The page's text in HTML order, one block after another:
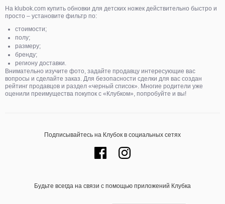
На klubok.com купить обновки для детских ножек действительно быстро и
просто – установите фильтр по:
стоимости;
полу;
размеру;
бренду;
региону доставки.
Внимательно изучите фото, задайте продавцу интересующие вас
вопросы и сделайте заказ. Для безопасности сделки для вас создан
рейтинг продавцов и раздел «черный список». Многие родители уже
оценили преимущества покупок с «Клубком», попробуйте и вы!
Подписывайтесь на Клубок в социальных сетях
Будьте всегда на связи с помощью приложений Клубка